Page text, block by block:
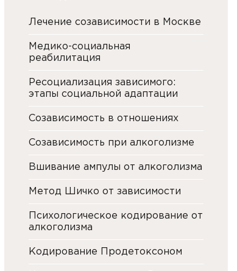
Лечение созависимости в Москве
Медико-социальная
реабилитация
Ресоциализация зависимого:
этапы социальной адаптации
Созависимость в отношениях
Созависимость при алкоголизме
Вшивание ампулы от алкоголизма
Метод Шичко от зависимости
Психологическое кодирование от
алкоголизма
Кодирование Продетоксоном